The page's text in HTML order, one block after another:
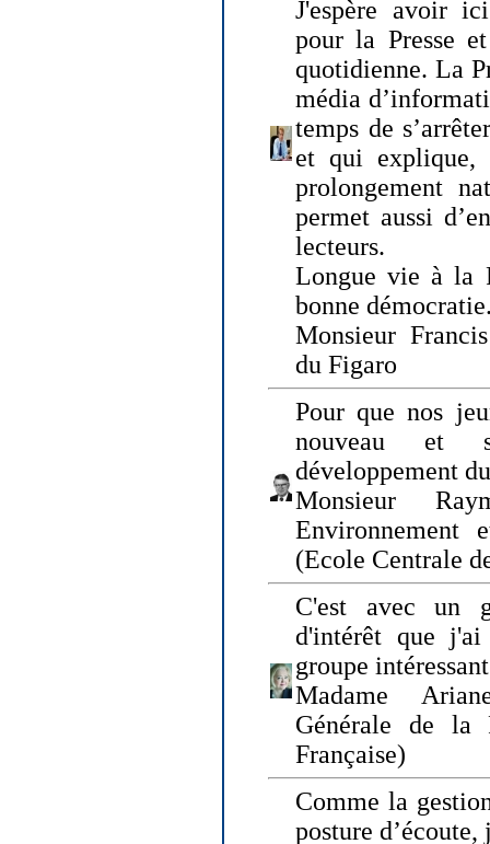
J'espère avoir
pour la Presse
quotidienne. La
média
temps de
et qui explique,
prolongement
permet aussi
lecteurs.
Longue vie à la
bonne
Monsieur
du Figaro
Pour que nos
nouveau et
développement
Monsieur
Environnement
(Ecole Centrale
C'est avec un
d'intérêt que
groupe
Madame
Générale de la
Française)
Comme la
posture